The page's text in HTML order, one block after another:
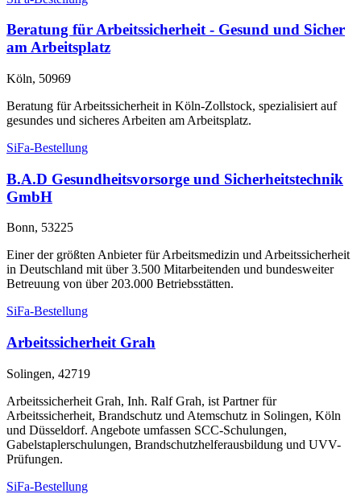
Beratung für Arbeitssicherheit - Gesund und Sicher
am Arbeitsplatz
Köln, 50969
Beratung für Arbeitssicherheit in Köln-Zollstock, spezialisiert auf
gesundes und sicheres Arbeiten am Arbeitsplatz.
SiFa-Bestellung
B.A.D Gesundheitsvorsorge und Sicherheitstechnik
GmbH
Bonn, 53225
Einer der größten Anbieter für Arbeitsmedizin und Arbeitssicherheit
in Deutschland mit über 3.500 Mitarbeitenden und bundesweiter
Betreuung von über 203.000 Betriebsstätten.
SiFa-Bestellung
Arbeitssicherheit Grah
Solingen, 42719
Arbeitssicherheit Grah, Inh. Ralf Grah, ist Partner für
Arbeitssicherheit, Brandschutz und Atemschutz in Solingen, Köln
und Düsseldorf. Angebote umfassen SCC-Schulungen,
Gabelstaplerschulungen, Brandschutzhelferausbildung und UVV-
Prüfungen.
SiFa-Bestellung